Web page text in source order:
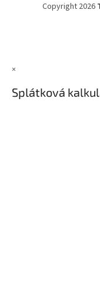
Copyright 2026
×
Splátková